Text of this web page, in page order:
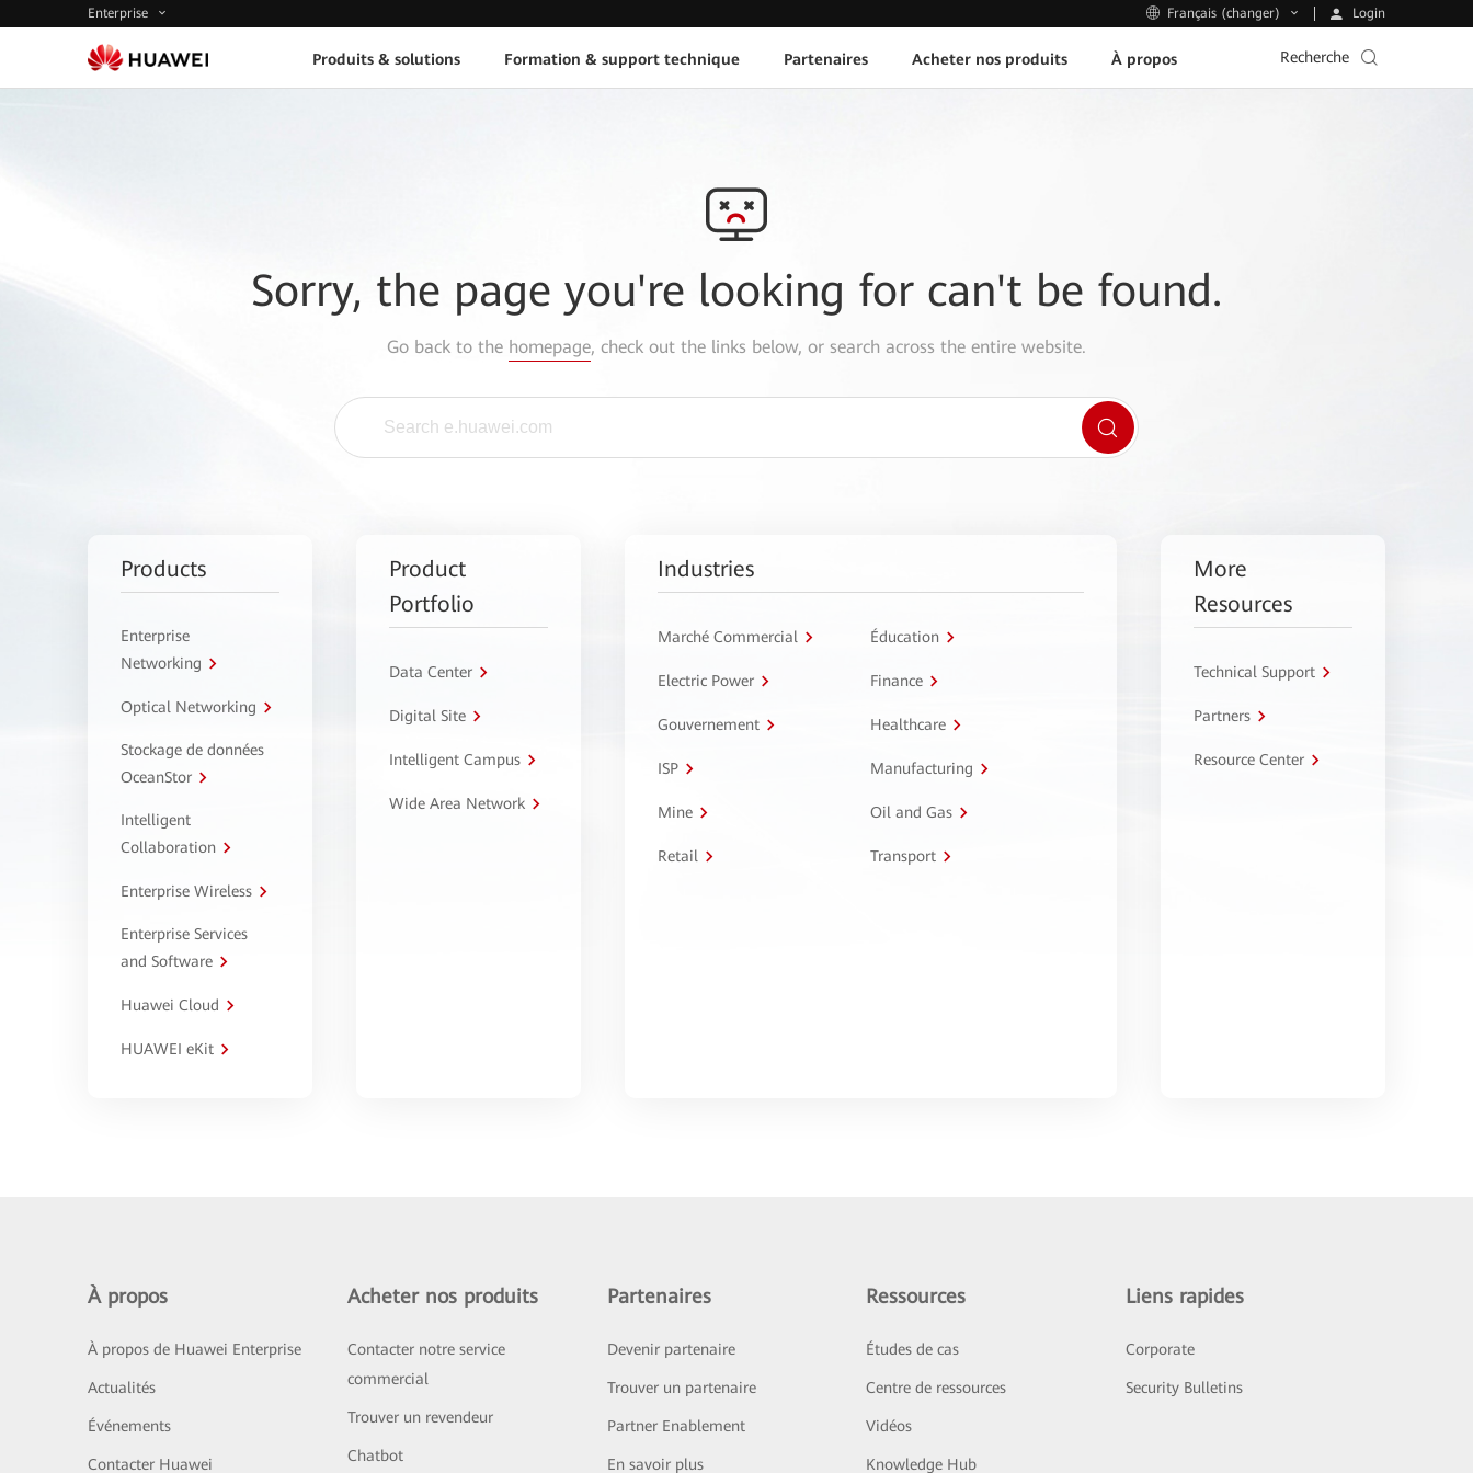
Enterprise Français (changer) Login
Produits & solutions Formation & support technique Partenaires Acheter nos produits À propos Recherche
Sorry, the page you're looking for can't be found.
Go back to the homepage, check out the links below, or search across the entire website.
Products
Enterprise
Networking
Optical Networking
Stockage de données
OceanStor
Intelligent
Collaboration
Enterprise Wireless
Enterprise Services
and Software
Huawei Cloud
HUAWEI eKit
Product
Portfolio
Data Center
Digital Site
Intelligent Campus
Wide Area Network
Industries
Marché Commercial Éducation
Electric Power Finance
Gouvernement Healthcare
ISP Manufacturing
Mine Oil and Gas
Retail Transport
More
Resources
Technical Support
Partners
Resource Center
À propos
À propos de Huawei Enterprise
Actualités
Événements
Contacter Huawei
Acheter nos produits
Contacter notre service
commercial
Trouver un revendeur
Chatbot
Partenaires
Devenir partenaire
Trouver un partenaire
Partner Enablement
En savoir plus
Ressources
Études de cas
Centre de ressources
Vidéos
Knowledge Hub
Liens rapides
Corporate
Security Bulletins